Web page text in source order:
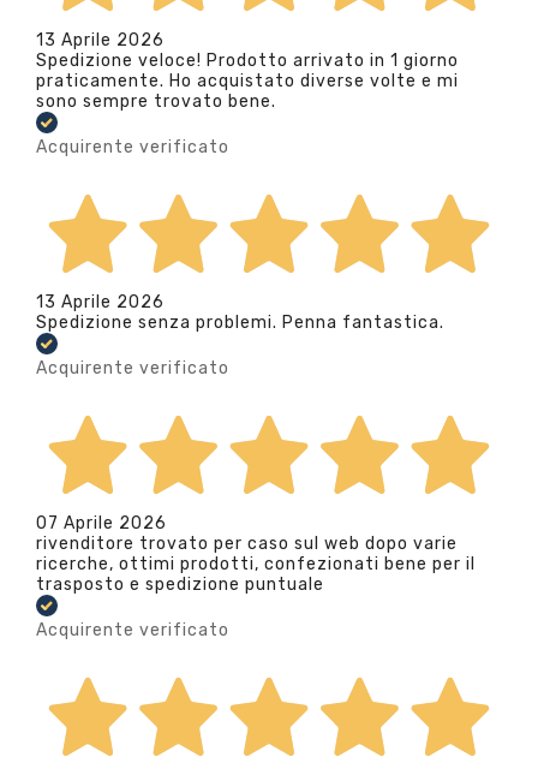
13 Aprile 2026
Spedizione veloce! Prodotto arrivato in 1 giorno
praticamente. Ho acquistato diverse volte e mi
sono sempre trovato bene.
Acquirente verificato
13 Aprile 2026
Spedizione senza problemi. Penna fantastica.
Acquirente verificato
07 Aprile 2026
rivenditore trovato per caso sul web dopo varie
ricerche, ottimi prodotti, confezionati bene per il
trasposto e spedizione puntuale
Acquirente verificato